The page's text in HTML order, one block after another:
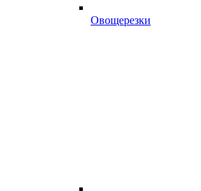
Овощерезки